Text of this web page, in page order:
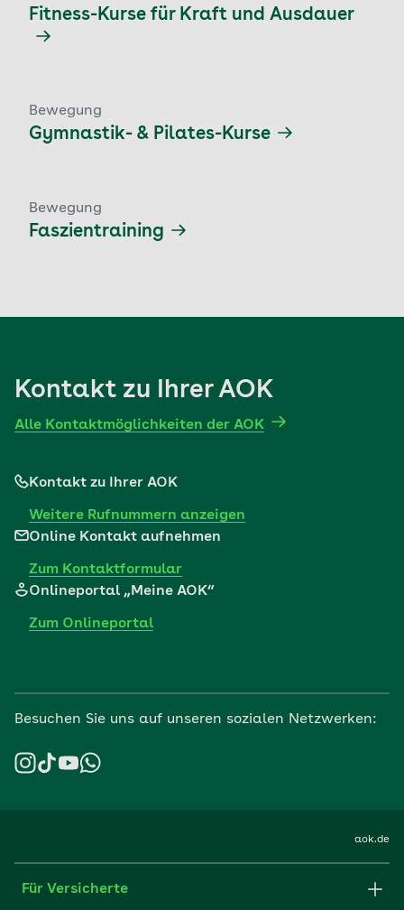
Fitness-Kurse für Kraft und Ausdauer
Bewegung
Gymnastik- & Pilates-Kurse
Bewegung
Faszientraining
Kontakt zu Ihrer AOK
Alle Kontaktmöglichkeiten der AOK
Kontakt zu Ihrer AOK
Weitere Rufnummern anzeigen
Online Kontakt aufnehmen
Zum Kontaktformular
Onlineportal „Meine AOK“
Zum Onlineportal
Besuchen Sie uns auf unseren sozialen Netzwerken:
aok.de
Für Versicherte